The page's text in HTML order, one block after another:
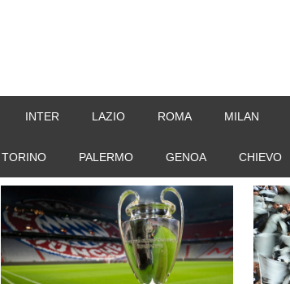
INTER LAZIO ROMA MILAN
TORINO PALERMO GENOA CHIEVO